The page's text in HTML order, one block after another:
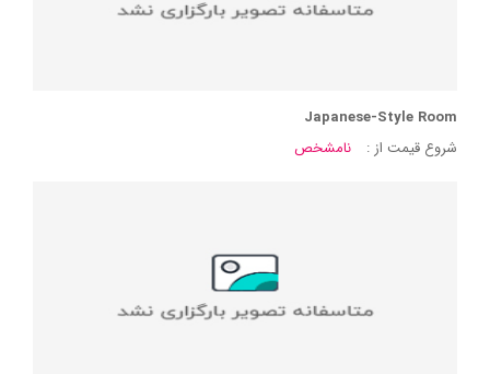
Japanese-Style Room
شروع قیمت از :
نامشخص